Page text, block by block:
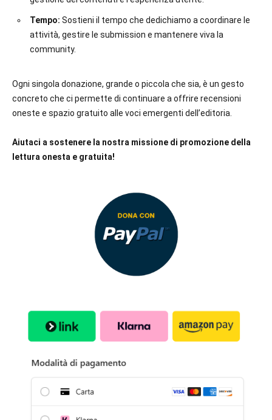
Tempo: Sostieni il tempo che dedichiamo a coordinare le
attività, gestire le submission e mantenere viva la
community.
Ogni singola donazione, grande o piccola che sia, è un gesto
concreto che ci permette di continuare a offrire recensioni
oneste e spazio gratuito alle voci emergenti dell’editoria.
Aiutaci a sostenere la nostra missione di promozione della
lettura onesta e gratuita!